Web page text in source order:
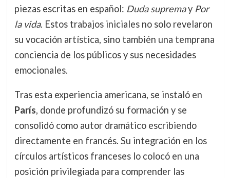
piezas escritas en español: Duda supremay Por
la vida. Estos trabajos iniciales no solo revelaron
su vocación artística, sino también una temprana
conciencia de los públicos y sus necesidades
emocionales.
Tras esta experiencia americana, se instaló en
París, donde profundizó su formación y se
consolidó como autor dramático escribiendo
directamente en francés. Su integración en los
círculos artísticos franceses lo colocó en una
posición privilegiada para comprender las